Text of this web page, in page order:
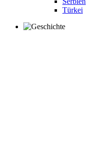
Türkei